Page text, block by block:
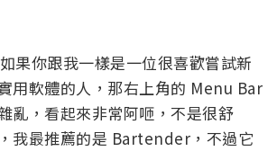
果你跟我一樣是一位很喜歡嘗試新
用軟體的人，那右上角的 Menu Bar
亂，看起來非常阿咂，不是很舒
我最推薦的是 Bartender，不過它